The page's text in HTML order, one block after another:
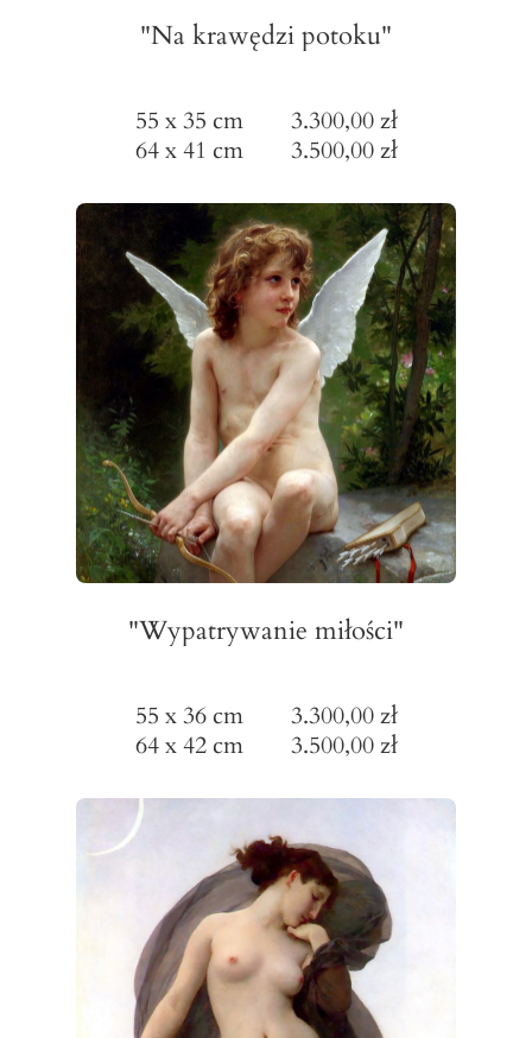
55 x 36 cm 3.300,00 zł
64 x 42 cm 3.500,00 zł
"Wypatrywanie miłości"
55 x 35 cm 3.300,00 zł
64 x 41 cm 3.500,00 zł
"Na krawędzi potoku"